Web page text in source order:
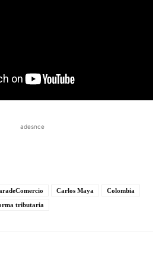
adesnce
Carlos Maya
Colombia
tributaria